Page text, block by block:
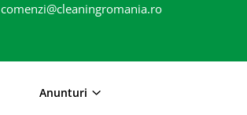
comenzi@cleaningromania.ro
Anunturi